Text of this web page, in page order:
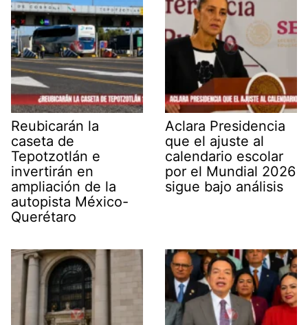
Reubicarán la
caseta de
Tepotzotlán e
invertirán en
ampliación de la
autopista México-
Querétaro
Aclara Presidencia
que el ajuste al
calendario escolar
por el Mundial 2026
sigue bajo análisis